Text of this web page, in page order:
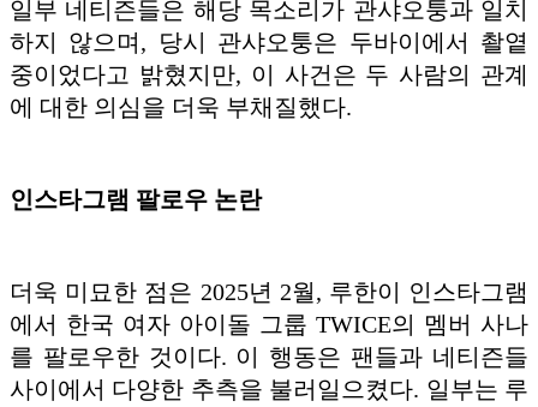
일부 네티즌들은 해당 목소리가 관샤오퉁과 일치
하지 않으며, 당시 관샤오퉁은 두바이에서 촬옅
중이었다고 밝혔지만, 이 사건은 두 사람의 관계
에 대한 의심을 더욱 부채질했다.
인스타그램 팔로우 논란
더욱 미묘한 점은 2025년 2월, 루한이 인스타그램
에서 한국 여자 아이돌 그룹 TWICE의 멤버 사나
를 팔로우한 것이다. 이 행동은 팬들과 네티즌들
사이에서 다양한 추측을 불러일으켰다. 일부는 루